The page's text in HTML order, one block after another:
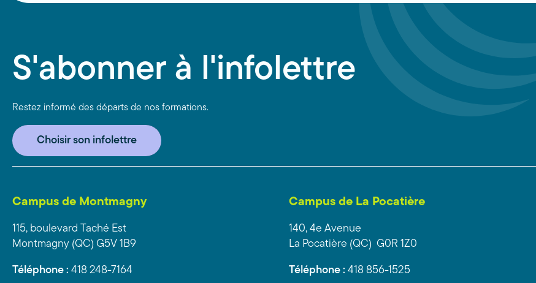
S'abonner à l'infolettre
Restez informé des départs de nos formations.
Choisir son infolettre
Campus de Montmagny
115, boulevard Taché Est
Montmagny (QC) G5V 1B9
Téléphone : 418 248-7164
Campus de La Pocatière
140, 4e Avenue
La Pocatière (QC) G0R 1Z0
Téléphone : 418 856-1525